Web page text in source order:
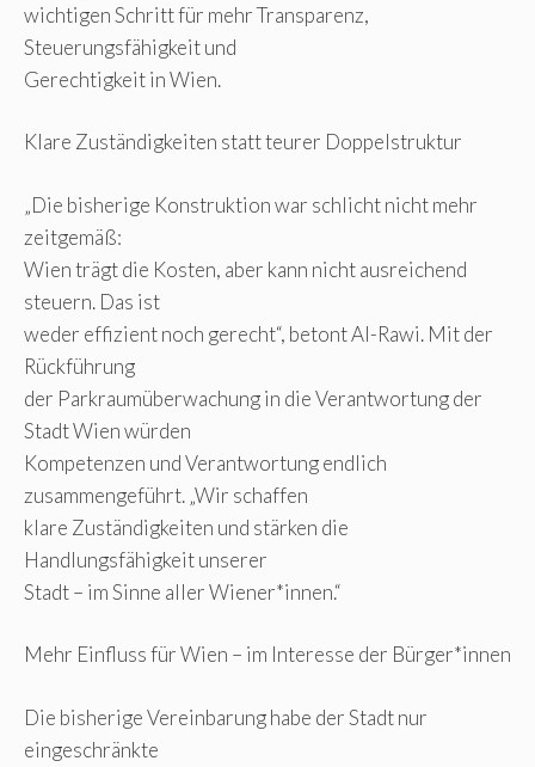
wichtigen Schritt für mehr Transparenz,
Steuerungsfähigkeit und
Gerechtigkeit in Wien.
Klare Zuständigkeiten statt teurer Doppelstruktur
„Die bisherige Konstruktion war schlicht nicht mehr
zeitgemäß:
Wien trägt die Kosten, aber kann nicht ausreichend
steuern. Das ist
weder effizient noch gerecht“, betont Al-Rawi. Mit der
Rückführung
der Parkraumüberwachung in die Verantwortung der
Stadt Wien würden
Kompetenzen und Verantwortung endlich
zusammengeführt. „Wir schaffen
klare Zuständigkeiten und stärken die
Handlungsfähigkeit unserer
Stadt – im Sinne aller Wiener*innen.“
Mehr Einfluss für Wien – im Interesse der Bürger*innen
Die bisherige Vereinbarung habe der Stadt nur
eingeschränkte